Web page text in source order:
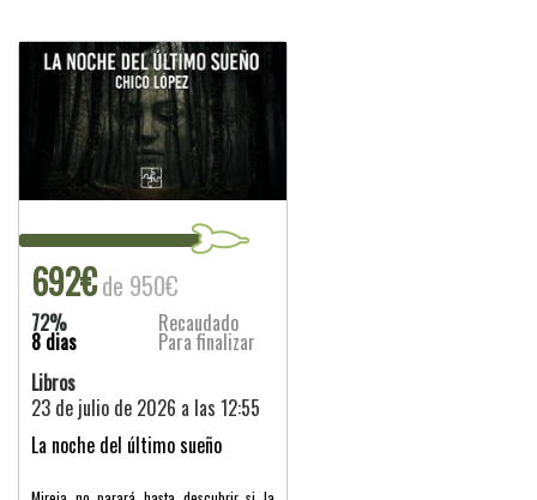
692€de 950€
72%
8 dias
Recaudado
Para finalizar
Libros
23 de julio de 2026 a las 12:55
La noche del último sueño